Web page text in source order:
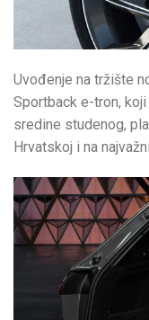
Uvođenje na tržište
Sportback e-tron,
sredine studenog,
Hrvatskoj i na